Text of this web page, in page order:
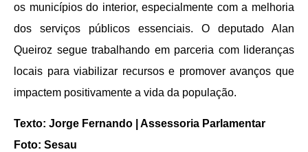
os municípios do interior, especialmente com a melhoria
dos serviços públicos essenciais. O deputado Alan
Queiroz segue trabalhando em parceria com lideranças
locais para viabilizar recursos e promover avanços que
impactem positivamente a vida da população.
Texto: Jorge Fernando | Assessoria Parlamentar
Foto: Sesau